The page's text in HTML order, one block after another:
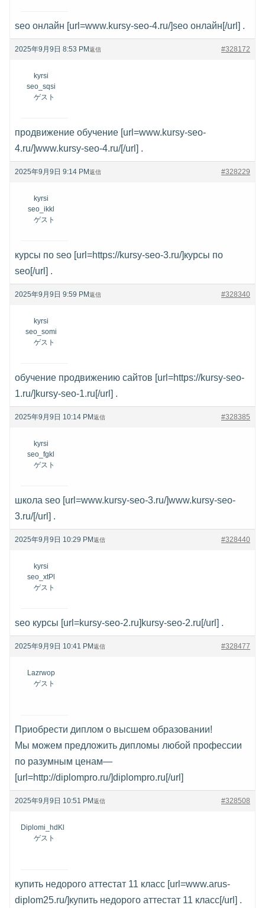
seo онлайн [url=www.kursy-seo-4.ru/]seo онлайн[/url] .
2025年9月9日 8:53 PM #328172
返信
kyrsi
seo_sqsi
ゲスト
продвижение обучение [url=www.kursy-seo-
4.ru/]www.kursy-seo-4.ru/[/url] .
2025年9月9日 9:14 PM #328229
返信
kyrsi
seo_ikkl
ゲスト
курсы по seo [url=https://kursy-seo-3.ru/]курсы по
seo[/url] .
2025年9月9日 9:59 PM #328340
返信
kyrsi
seo_somi
ゲスト
обучение продвижению сайтов [url=https://kursy-seo-
1.ru/]kursy-seo-1.ru[/url] .
2025年9月9日 10:14 PM #328385
返信
kyrsi
seo_fgkl
ゲスト
школа seo [url=www.kursy-seo-3.ru/]www.kursy-seo-
3.ru/[/url] .
2025年9月9日 10:29 PM #328440
返信
kyrsi
seo_xtPl
ゲスト
seo курсы [url=kursy-seo-2.ru]kursy-seo-2.ru[/url] .
2025年9月9日 10:41 PM #328477
返信
Lazrwop
ゲスト
Приобрести диплом о высшем образовании!
Мы можем предложить дипломы любой профессии
по разумным ценам—
[url=http://diplompro.ru/]diplompro.ru[/url]
2025年9月9日 10:51 PM #328508
返信
Diplomi_hdKl
ゲスト
купить недорого аттестат 11 класс [url=www.arus-
diplom25.ru/]купить недорого аттестат 11 класс[/url] .